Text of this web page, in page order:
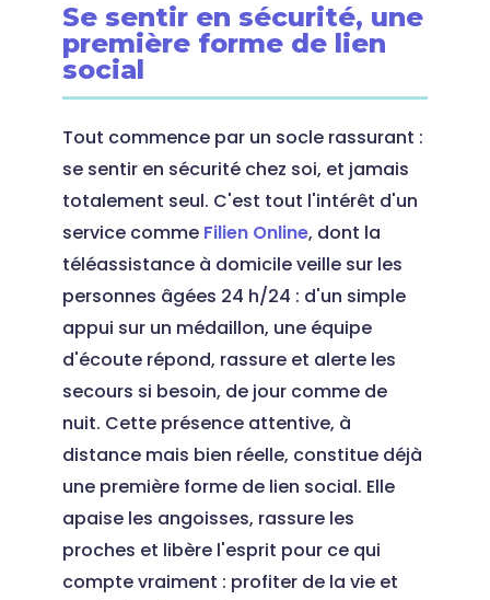
Se sentir en sécurité, une
première forme de lien
social
Tout commence par un socle rassurant :
se sentir en sécurité chez soi, et jamais
totalement seul. C'est tout l'intérêt d'un
service comme Filien Online, dont la
téléassistance à domicile veille sur les
personnes âgées 24 h/24 : d'un simple
appui sur un médaillon, une équipe
d'écoute répond, rassure et alerte les
secours si besoin, de jour comme de
nuit. Cette présence attentive, à
distance mais bien réelle, constitue déjà
une première forme de lien social. Elle
apaise les angoisses, rassure les
proches et libère l'esprit pour ce qui
compte vraiment : profiter de la vie et